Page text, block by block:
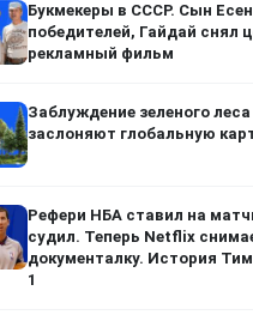
Букмекеры в СССР. Сын
победителей, Гайдай снял
рекламный фильм
Заблуждение зеленого
заслоняют глобальную
Рефери НБА ставил на
судил. Теперь Netflix
документалку. История
1